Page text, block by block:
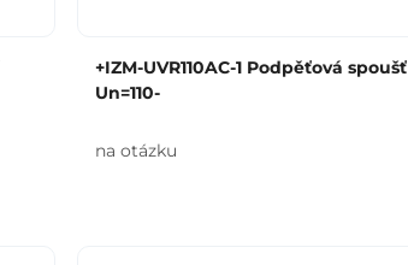
+IZM-UVR110AC-1 Podpěťová spoušť
Un=110-
na otázku